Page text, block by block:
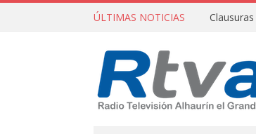
ÚLTIMAS NOTICIAS